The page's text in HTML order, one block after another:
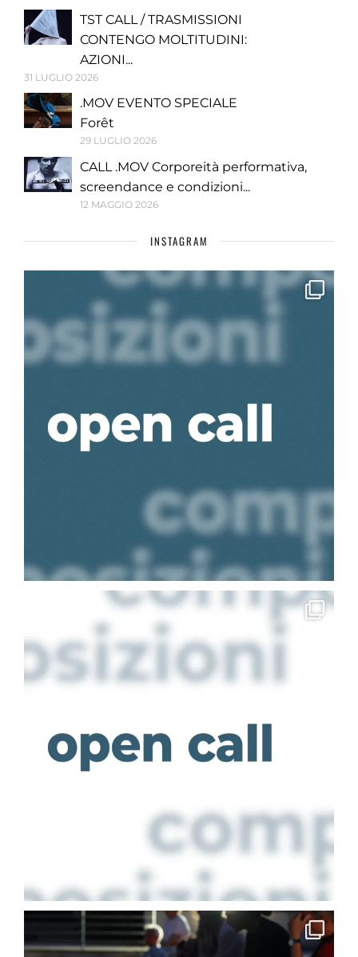
TST CALL / TRASMISSIONI
CONTENGO MOLTITUDINI:
AZIONI...
31 LUGLIO 2026
.MOV EVENTO SPECIALE
Forêt
29 LUGLIO 2026
CALL .MOV Corporeità performativa,
screendance e condizioni...
12 MAGGIO 2026
INSTAGRAM